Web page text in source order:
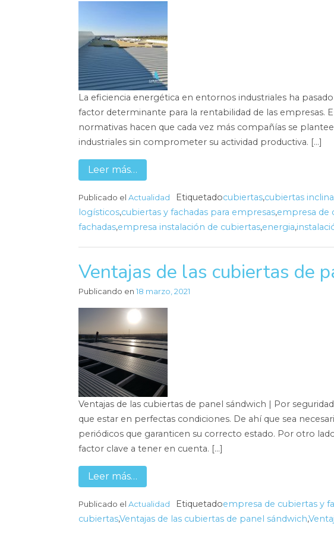
La eficiencia energética en entornos industriales ha
factor determinante para la rentabilidad de las empresas.
normativas hacen que cada vez más compañías se
industriales sin comprometer su actividad productiva. […]
Leer más…
Publicado el Actualidad Etiquetadocubiertas,cubiertas
logísticos,cubiertas y fachadas para empresas,empresa de
fachadas,empresa instalación de cubiertas,energia,
Ventajas de las cubiertas de
Publicando en 18 marzo, 2021
Ventajas de las cubiertas de panel sándwich | Por
que estar en perfectas condiciones. De ahí que sea
periódicos que garanticen su correcto estado. Por otro
factor clave a tener en cuenta. […]
Leer más…
Publicado el Actualidad Etiquetadoempresa de cubiertas y
cubiertas,Ventajas de las cubiertas de panel sándwich,